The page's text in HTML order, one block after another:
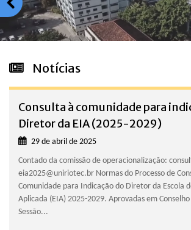
Notícias
Consulta à comunidade para
Diretor da EIA (2025-2029)
29 de abril de 2025
Contado da comissão de operacionalização:
eia2025@uniriotec.br Normas do Processo de
Comunidade para Indicação do Diretor da Escola
Aplicada (EIA) 2025-2029. Aprovadas em Conselho
Sessão...